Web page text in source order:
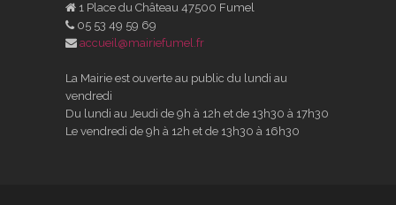
1 Place du Château 47500 Fumel
05 53 49 59 69
accueil@mairiefumel.fr
La Mairie est ouverte au public du lundi au
vendredi
Du lundi au Jeudi de 9h à 12h et de 13h30 à 17h30
Le vendredi de 9h à 12h et de 13h30 à 16h30